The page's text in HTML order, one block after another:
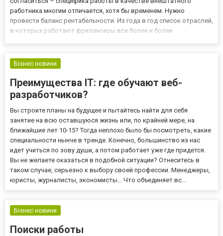
работника многим отличается, хотя бы временем. Нужно
провести баланс рентабельности. Из года в год список отраслей,
в которых работают фрилансеры все более и более
требует опреде...
Бізнес новини
Преимущества IT: где обучают веб-
разработчиков?
Вы строите планы на будущее и пытайтесь найти для себя
занятие на всю оставшуюся жизнь или, по крайней мере, на
ближайшие лет 10-15? Тогда неплохо было бы посмотреть, какие
специальности нынче в тренде. Конечно, большинство из нас
идет учиться по зову души, а потом работает уже где придется.
Вы не желаете оказаться в подобной ситуации? Отнеситесь в
таком случае, серьезно к выбору своей профессии. Менеджеры,
юристы, журналисты, экономисты… Что объединяет вс...
Бізнес новини
Поиски работы